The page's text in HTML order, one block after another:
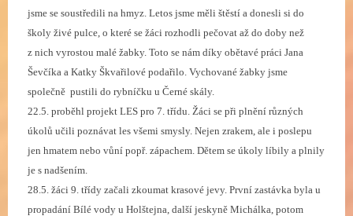
jsme se soustředili na hmyz. Letos jsme měli štěstí a donesli si do
školy živé pulce, o které se žáci rozhodli pečovat až do doby než
z nich vyrostou malé žabky. Toto se nám díky obětavé práci Jana
Ševčíka a Katky Škvařilové podařilo. Vychované žabky jsme
společně pustili do rybníčku u Černé skály.
22.5. proběhl projekt LES pro 7. třídu. Žáci se při plnění různých
úkolů učili poznávat les všemi smysly. Nejen zrakem, ale i poslepu
jen hmatem nebo vůní popř. zápachem. Dětem se úkoly líbily a plnily
je s nadšením.
28.5. žáci 9. třídy začali zkoumat krasové jevy. První zastávka byla u
propadání Bílé vody u Holštejna, další jeskyně Michálka, potom